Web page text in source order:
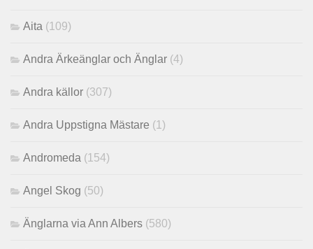
Aita (109)
Andra Ärkeänglar och Änglar (4)
Andra källor (307)
Andra Uppstigna Mästare (1)
Andromeda (154)
Angel Skog (50)
Änglarna via Ann Albers (580)